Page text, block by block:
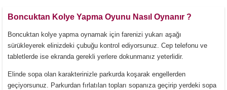
Boncuktan Kolye Yapma Oyunu Nasıl Oynanır ?
Boncuktan kolye yapma oynamak için farenizi yukarı aşağı
sürükleyerek elinizdeki çubuğu kontrol ediyorsunuz. Cep telefonu ve
tabletlerde ise ekranda gerekli yerlere dokunmanız yeterlidir.
Elinde sopa olan karakterinizle parkurda koşarak engellerden
geçiyorsunuz. Parkurdan fırlatılan topları sopanıza geçirip yerdeki sopa